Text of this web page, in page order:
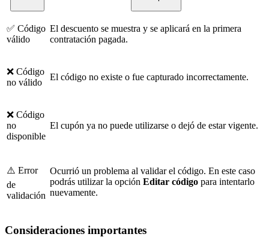
✅ Código
válido
El descuento se muestra y se aplicará en la primera
contratación pagada.
❌ Código
no válido
El código no existe o fue capturado incorrectamente.
❌ Código
no
disponible
El cupón ya no puede utilizarse o dejó de estar vigente.
⚠️ Error
de
validación
Ocurrió un problema al validar el código. En este caso
podrás utilizar la opción Editar código para intentarlo
nuevamente.
Consideraciones importantes